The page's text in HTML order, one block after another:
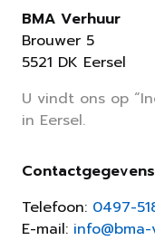
BMA Verhuur
Brouwer 5
5521 DK Eersel
U vindt ons op
in Eersel.
Contactgegevens
Telefoon: 0497-
E-mail: